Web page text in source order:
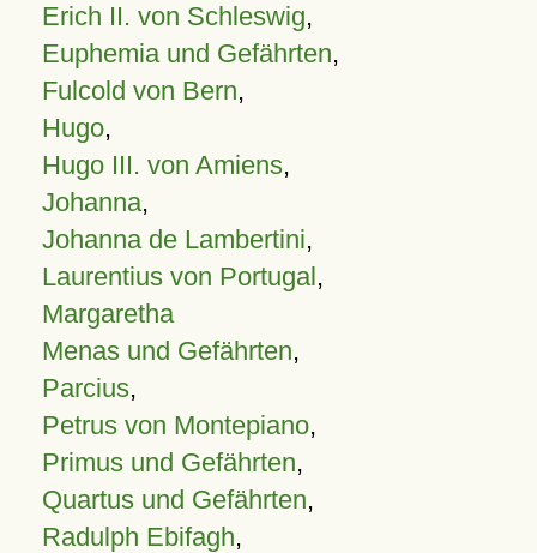
Erich II. von Schleswig,
Euphemia und Gefährten,
Fulcold von Bern,
Hugo,
Hugo III. von Amiens,
Johanna,
Johanna de Lambertini,
Laurentius von Portugal,
Margaretha
Menas und Gefährten,
Parcius,
Petrus von Montepiano,
Primus und Gefährten,
Quartus und Gefährten,
Radulph Ebifagh,